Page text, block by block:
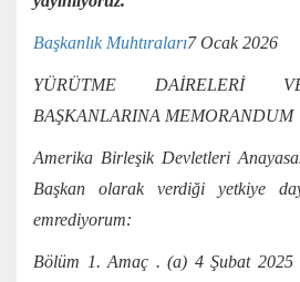
Başkanlık Muhtıraları7 Ocak 2026
YÜRÜTME DAİRELERİ
BAŞKANLARINA MEMORANDUM
Amerika Birleşik Devletleri
Başkan olarak verdiği yetkiye
emrediyorum:
Bölüm 1. Amaç . (a) 4 Şubat 2025